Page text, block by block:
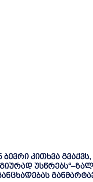
ბევრი კითხვა გვაქვს,